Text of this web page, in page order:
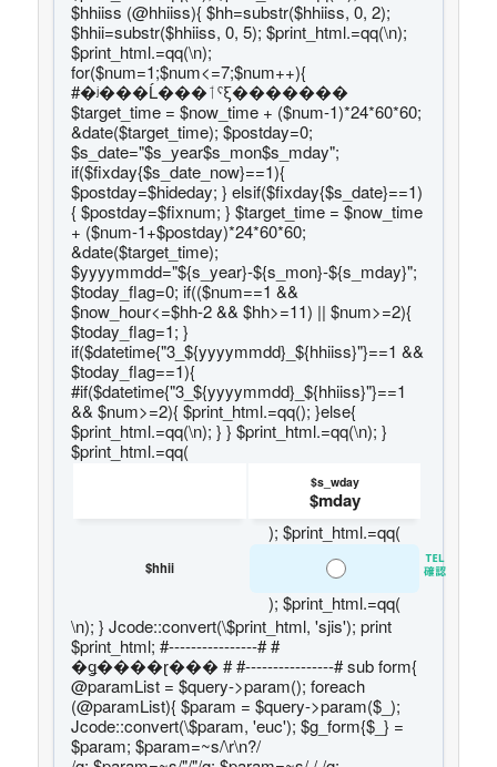
$hhiiss (@hhiiss){ $hh=substr($hhiiss, 0, 2);
$hhii=substr($hhiiss, 0, 5); $print_html.=qq(\n);
$print_html.=qq(\n);
for($num=1;$num<=7;$num++){
#�ʲ���Ĺ���ٲˤξ�������
$target_time = $now_time + ($num-1)*24*60*60;
&date($target_time); $postday=0;
$s_date="$s_year$s_mon$s_mday";
if($fixday{$s_date_now}==1){
$postday=$hideday; } elsif($fixday{$s_date}==1)
{ $postday=$fixnum; } $target_time = $now_time
+ ($num-1+$postday)*24*60*60;
&date($target_time);
$yyyymmdd="${s_year}-${s_mon}-${s_mday}";
$today_flag=0; if(($num==1 &&
$now_hour<=$hh-2 && $hh>=11) || $num>=2){
$today_flag=1; }
if($datetime{"3_${yyyymmdd}_${hhiiss}"}==1 &&
$today_flag==1){
#if($datetime{"3_${yyyymmdd}_${hhiiss}"}==1
&& $num>=2){ $print_html.=qq(); }else{
$print_html.=qq(\n); } } $print_html.=qq(\n); }
$print_html.=qq(
$s_wday
$mday
$hhii
); $print_html.=qq(
); $print_html.=qq(
\n); } Jcode::convert(\$print_html, 'sjis'); print
$print_html; #----------------# #
�ǥ����ɽ��� # #----------------# sub form{
@paramList = $query->param(); foreach
(@paramList){ $param = $query->param($_);
Jcode::convert(\$param, 'euc'); $g_form{$_} =
$param; $param=~s/\r\n?/